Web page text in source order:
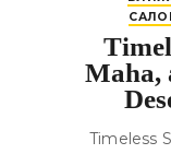
Maha,
Timeless